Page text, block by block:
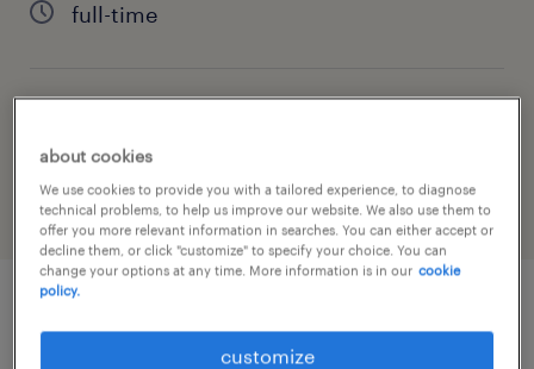
full-time
science & research
job details
about cookies
We use cookies to provide you with a tailored experience, to diagnose
technical problems, to help us improve our website. We also use them to
offer you more relevant information in searches. You can either accept or
decline them, or click "customize" to specify your choice. You can
change your options at any time. More information is in our cookie
policy.
customize